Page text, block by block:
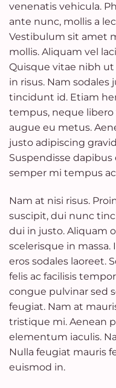
venenatis vehicula.
ante nunc, mollis a
Vestibulum sit amet
mollis. Aliquam vel
Quisque vitae nibh
in risus. Nam sodales
tincidunt id. Etiam
tempus, neque libero
augue eu metus.
justo adipiscing
Suspendisse
semper mi tempus
Nam at nisi risus.
suscipit, dui nunc
dui in justo. Aliquam
scelerisque in
eros sodales laoreet.
felis ac facilisis
congue pulvinar sed
feugiat. Nam at
tristique mi. Aenean
elementum iaculis.
Nulla feugiat mauris
euismod in.